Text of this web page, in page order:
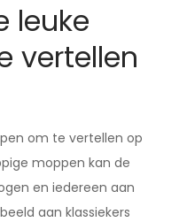
leuke
vertellen
om te vertellen op
moppen kan de
en iedereen aan
aan klassiekers